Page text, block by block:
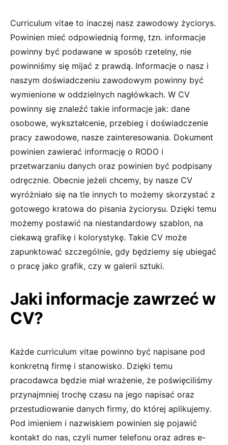
Curriculum vitae to inaczej nasz zawodowy życiorys.
Powinien mieć odpowiednią formę, tzn. informacje
powinny być podawane w sposób rzetelny, nie
powinniśmy się mijać z prawdą. Informacje o nasz i
naszym doświadczeniu zawodowym powinny być
wymienione w oddzielnych nagłówkach. W CV
powinny się znaleźć takie informacje jak: dane
osobowe, wykształcenie, przebieg i doświadczenie
pracy zawodowe, nasze zainteresowania. Dokument
powinien zawierać informację o RODO i
przetwarzaniu danych oraz powinien być podpisany
odręcznie. Obecnie jeżeli chcemy, by nasze CV
wyróżniało się na tle innych to możemy skorzystać z
gotowego kratowa do pisania życiorysu. Dzięki temu
możemy postawić na niestandardowy szablon, na
ciekawą grafikę i kolorystykę. Takie CV może
zapunktować szczególnie, gdy będziemy się ubiegać
o pracę jako grafik, czy w galerii sztuki.
Jaki informacje zawrzeć w
CV?
Każde curriculum vitae powinno być napisane pod
konkretną firmę i stanowisko. Dzięki temu
pracodawca będzie miał wrażenie, że poświęciliśmy
przynajmniej trochę czasu na jego napisać oraz
przestudiowanie danych firmy, do której aplikujemy.
Pod imieniem i nazwiskiem powinien się pojawić
kontakt do nas, czyli numer telefonu oraz adres e-